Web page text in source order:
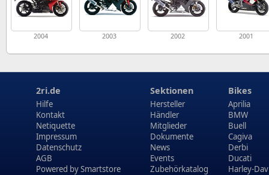
2004 2003 2002 2001
2ri.de
Hilfe
Kontakt
Netiquette
Impressum
Datenschutz
AGB
Powered bySmartstore
Sektionen
Hersteller
Händler
Mitglieder
Dokumente
News
Events
Zubehörkatalog
Bikes
Aprilia
BMW
Buell
Cagiva
Derbi
Ducati
Harley-